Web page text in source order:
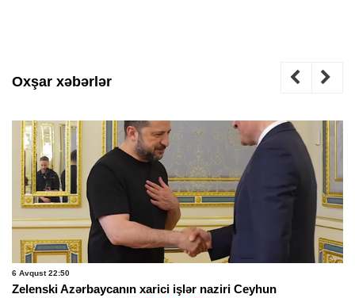
Oxşar xəbərlər
6 Avqust 22:50
Zelenski Azərbaycanın xarici işlər naziri Ceyhun